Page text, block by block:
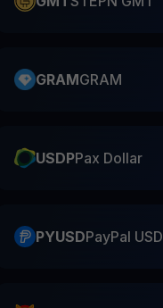
GRAMGRAM
USDPPax Dollar
PYUSDPayPal USD